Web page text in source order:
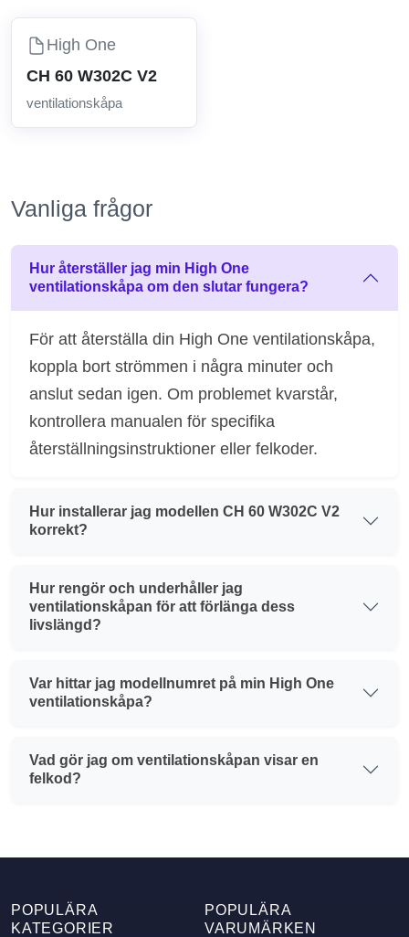
High One
CH 60 W302C V2
ventilationskåpa
Vanliga frågor
Hur återställer jag min High One
ventilationskåpa om den slutar fungera?
För att återställa din High One ventilationskåpa,
koppla bort strömmen i några minuter och
anslut sedan igen. Om problemet kvarstår,
kontrollera manualen för specifika
återställningsinstruktioner eller felkoder.
Hur installerar jag modellen CH 60 W302C V2
korrekt?
Hur rengör och underhåller jag
ventilationskåpan för att förlänga dess
livslängd?
Var hittar jag modellnumret på min High One
ventilationskåpa?
Vad gör jag om ventilationskåpan visar en
felkod?
POPULÄRA
KATEGORIER
POPULÄRA
VARUMÄRKEN